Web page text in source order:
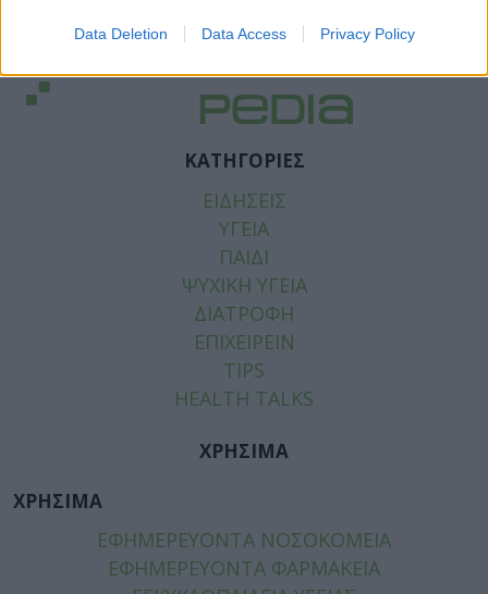
Data Deletion Data Access Privacy Policy
ΚΑΤΗΓΟΡΙΕΣ
ΕΙΔΗΣΕΙΣ
ΥΓΕΙΑ
ΠΑΙΔΙ
ΨΥΧΙΚΗ ΥΓΕΙΑ
ΔΙΑΤΡΟΦΗ
ΕΠΙΧΕΙΡΕΙΝ
TIPS
HEALTH TALKS
ΧΡΗΣΙΜΑ
ΧΡΗΣΙΜΑ
ΕΦΗΜΕΡΕΥΟΝΤΑ ΝΟΣΟΚΟΜΕΙΑ
ΕΦΗΜΕΡΕΥΟΝΤΑ ΦΑΡΜΑΚΕΙΑ